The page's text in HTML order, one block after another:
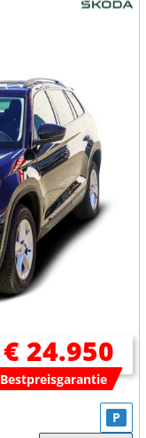
€ 24.950
Bestpreisgarantie
P